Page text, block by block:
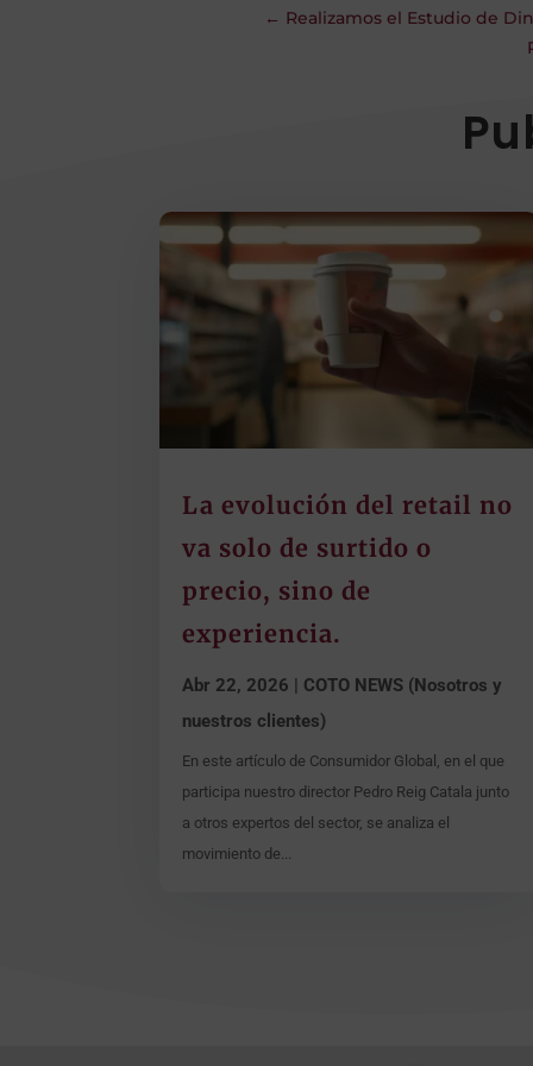
← Realizamos el Estudio de
La evolución del retail no
va solo de surtido o
precio, sino de
experiencia.
Abr 22, 2026
COTO NEWS (Nosotros y
nuestros clientes)
En este artículo de Consumidor Global, en el que
participa nuestro director Pedro Reig Catala junto
a otros expertos del sector, se analiza el
movimiento de...